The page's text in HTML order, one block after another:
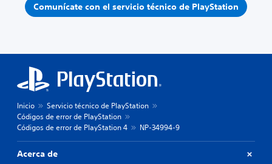
Comunícate con el servicio técnico de PlayStation
Inicio
Servicio técnico de PlayStation
Códigos de error de PlayStation
Códigos de error de PlayStation 4
NP-34994-9
Acerca de